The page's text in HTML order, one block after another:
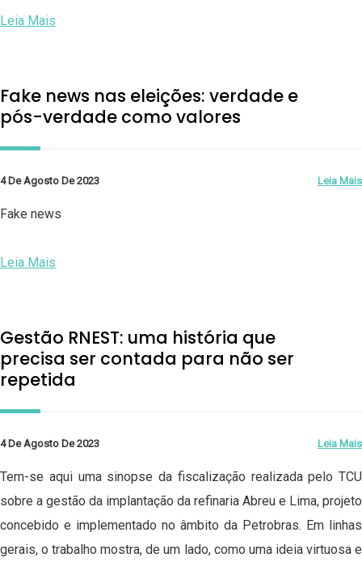
Leia Mais
Fake news nas eleições: verdade e
pós-verdade como valores
4 De Agosto De 2023 Leia Mais
Fake news
Leia Mais
Gestão RNEST: uma história que
precisa ser contada para não ser
repetida
4 De Agosto De 2023 Leia Mais
Tem-se aqui uma sinopse da fiscalização realizada pelo TCU
sobre a gestão da implantação da refinaria Abreu e Lima, projeto
concebido e implementado no âmbito da Petrobras. Em linhas
gerais, o trabalho mostra, de um lado, como uma ideia virtuosa e